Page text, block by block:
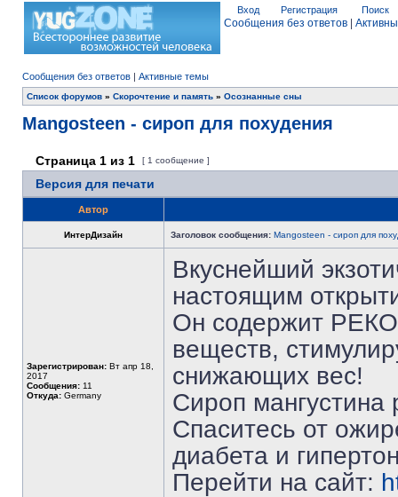
Вход Регистрация Поиск
Сообщения без ответов
Сообщения без ответов | Активные темы
Список форумов » Скорочтение и память » Осознанные сны
Mangosteen - сироп для похудения
Страница 1 из 1 [ 1 сообщение ]
Версия для печати
Автор
ИнтерДизайн Заголовок сообщения: Mangosteen - сироп для
Зарегистрирован: Вт апр 18,
2017
Сообщения: 11
Откуда: Germany
Вкуснейший
настоящим
Он содержит
веществ,
снижающих вес!
Сироп мангустина
Спаситесь от
диабета и
Перейти на сайт: